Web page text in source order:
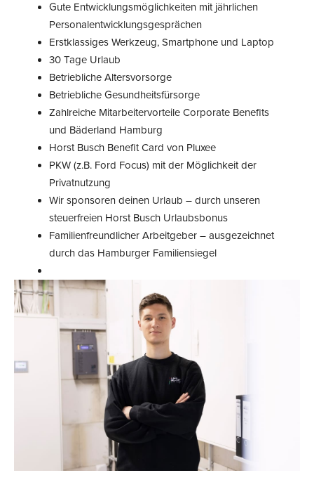
Gute Entwicklungsmöglichkeiten mit jährlichen
Personalentwicklungsgesprächen
Erstklassiges Werkzeug, Smartphone und Laptop
30 Tage Urlaub
Betriebliche Altersvorsorge
Betriebliche Gesundheitsfürsorge
Zahlreiche Mitarbeitervorteile Corporate Benefits
und Bäderland Hamburg
Horst Busch Benefit Card von Pluxee
PKW (z.B. Ford Focus) mit der Möglichkeit der
Privatnutzung
Wir sponsoren deinen Urlaub – durch unseren
steuerfreien Horst Busch Urlaubsbonus
Familienfreundlicher Arbeitgeber – ausgezeichnet
durch das Hamburger Familiensiegel